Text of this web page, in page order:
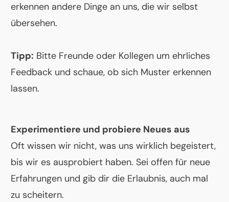
erkennen andere Dinge an uns, die wir selbst
übersehen.
Tipp: Bitte Freunde oder Kollegen um ehrliches
Feedback und schaue, ob sich Muster erkennen
lassen.
Experimentiere und probiere Neues aus
Oft wissen wir nicht, was uns wirklich begeistert,
bis wir es ausprobiert haben. Sei offen für neue
Erfahrungen und gib dir die Erlaubnis, auch mal
zu scheitern.